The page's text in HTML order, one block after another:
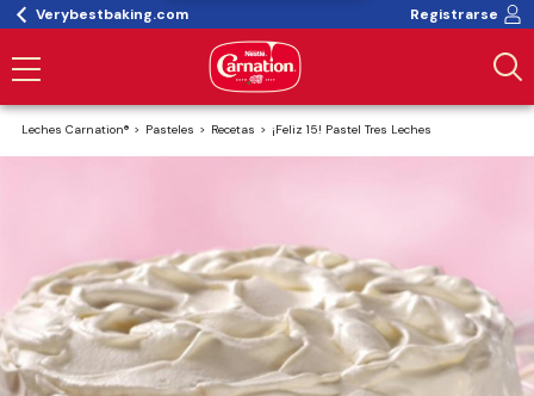
Verybestbaking.com Registrarse
Leches Carnation® Pasteles Recetas ¡Feliz 15! Pastel Tres Leches